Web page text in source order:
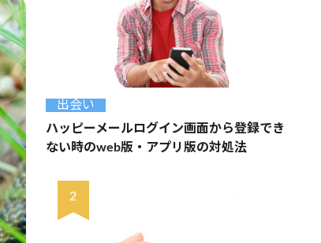
出会い
ハッピーメールログイン画面から登録でき
ない時のweb版・アプリ版の対処法